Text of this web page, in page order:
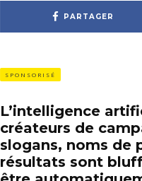
PARTAGER
SPONSORISÉ
L’intelligence
créateurs de
slogans, noms de
résultats sont